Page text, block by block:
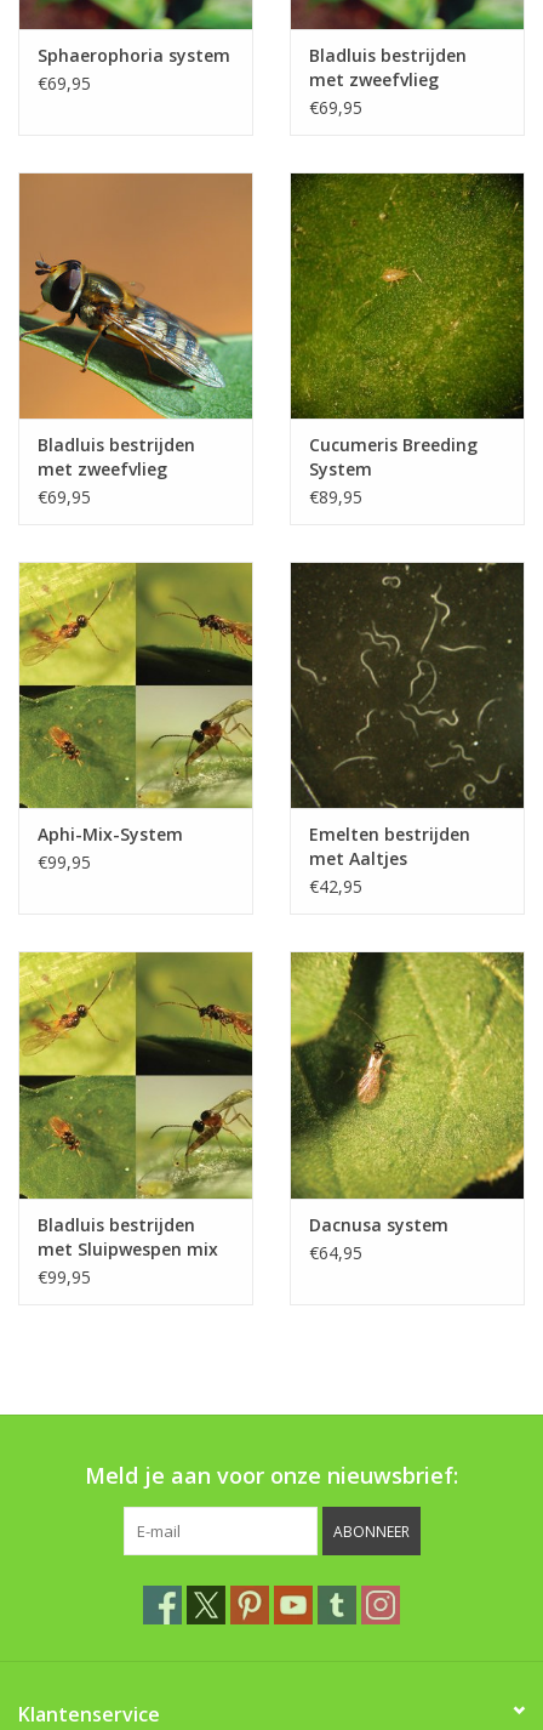
Sphaerophoria system
€69,95
Bladluis bestrijden
met zweefvlieg
Sphaerophoria
€69,95
Bladluis bestrijden
met zweefvlieg
Eupeodes
€69,95
Cucumeris Breeding
System
€89,95
Aphi-Mix-System
€99,95
Emelten bestrijden
met Aaltjes
€42,95
Bladluis bestrijden
met Sluipwespen mix
Aphi-Mix
€99,95
Dacnusa system
€64,95
Meld je aan voor onze nieuwsbrief:
ABONNEER
Klantenservice